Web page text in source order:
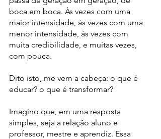
boca em boca. Às vezes com uma
maior intensidade, às vezes com uma
menor intensidade, às vezes com
muita credibilidade, e muitas vezes,
com pouca.
Dito isto, me vem a cabeça: o que é
educar? o que é transformar?
Imagino que, em uma resposta
simples, seja a relação aluno e
professor, mestre e aprendiz. Essa